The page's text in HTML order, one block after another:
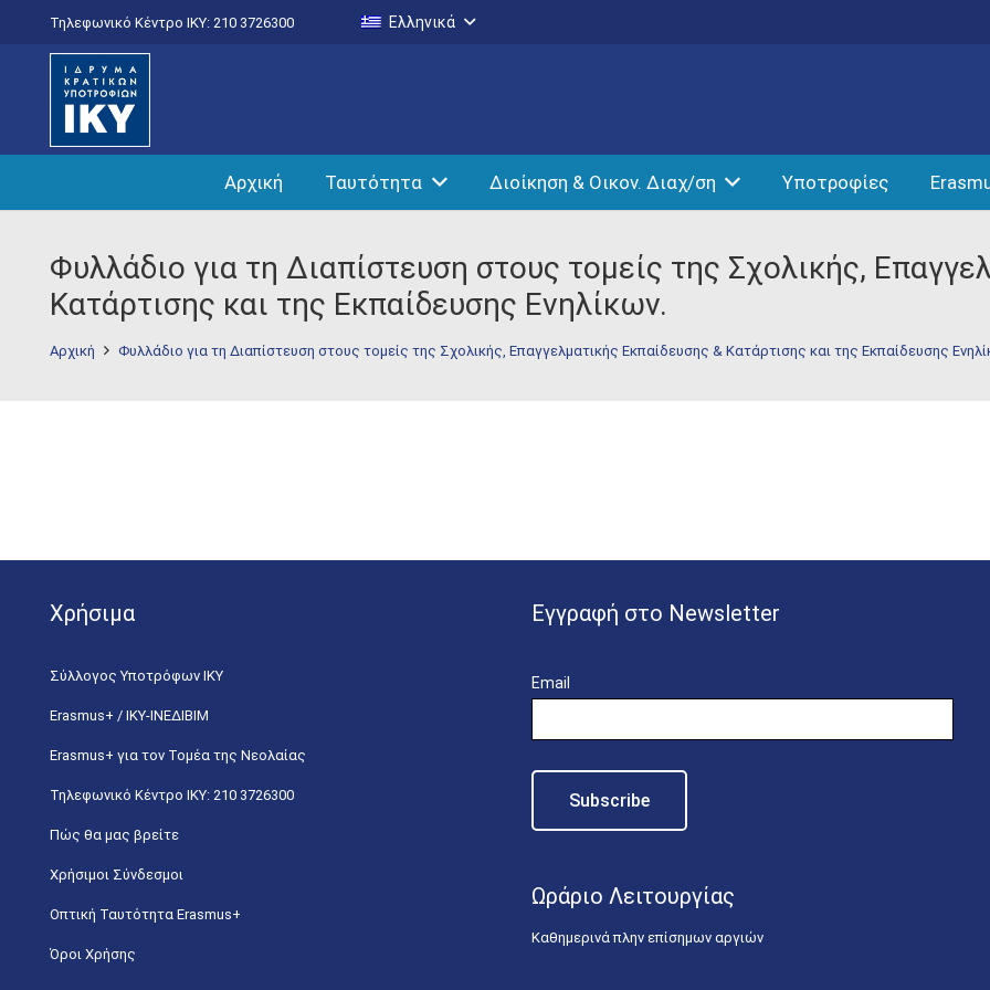
Τηλεφωνικό Κέντρο IKY: 210 3726300 Ελληνικά
Αρχική Ταυτότητα Διοίκηση & Οικον. Διαχ/ση Υποτροφίες
Φυλλάδιο για τη Διαπίστευση στους τομείς της Σχολικής,
Κατάρτισης και της Εκπαίδευσης Ενηλίκων.
Αρχική Φυλλάδιο για τη Διαπίστευση στους τομείς της Σχολικής, Επαγγελματικής Εκπαίδευσης & Κατάρτισης και της Εκπαίδευσης
Χρήσιμα
Σύλλογος Υποτρόφων ΙΚΥ
Erasmus+ / ΙΚΥ-ΙΝΕΔΙΒΙΜ
Erasmus+ για τον Τομέα της Νεολαίας
Τηλεφωνικό Κέντρο IKY: 210 3726300
Πώς θα μας βρείτε
Χρήσιμοι Σύνδεσμοι
Οπτική Ταυτότητα Erasmus+
Όροι Χρήσης
Εγγραφή στο Newsletter
Email
Ωράριο Λειτουργίας
Καθημερινά πλην επίσημων αργιών